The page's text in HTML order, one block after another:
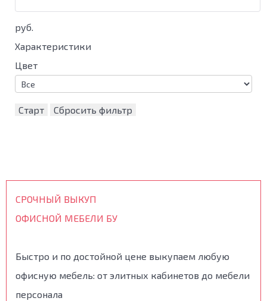
руб.
Характеристики
Цвет
Старт Сбросить фильтр
СРОЧНЫЙ ВЫКУП
ОФИСНОЙ МЕБЕЛИ БУ
Быстро и по достойной цене выкупаем любую
офисную мебель: от элитных кабинетов до мебели
персонала